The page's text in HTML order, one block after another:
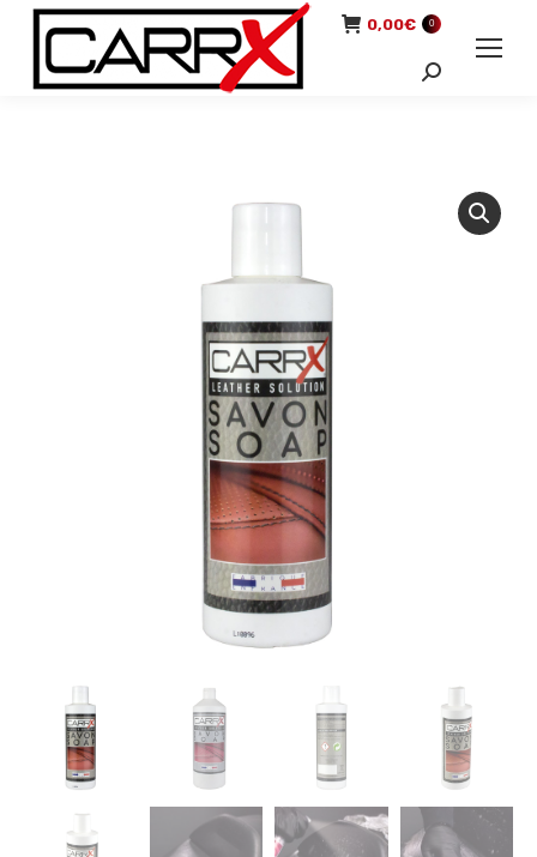
0,00€ 0
Recherche